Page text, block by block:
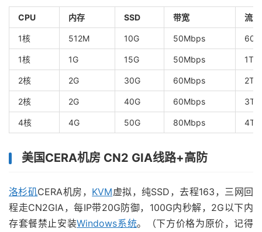
CPU 内存 SSD 带宽 流量
1核 512M 10G 50Mbps
1核 1G 15G 50Mbps 1T/
2核 2G 30G 60Mbps 2T/
2核 2G 40G 60Mbps 3T/
4核 4G 50G 80Mbps 4T/
美国CERA机房 CN2 GIA线路+高防
洛杉矶CERA机房， KVM虚拟，纯SSD，去程163，三网回
程走CN2GIA，每IP带20G防御，100G内秒解，2G以下内
存套餐禁止安装Windows系统。（下方价格为原价，记得